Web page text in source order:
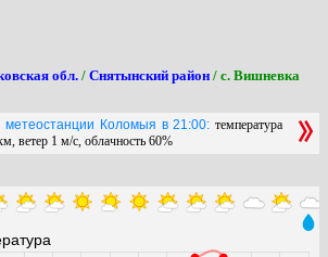
обл. / Снятынский район / с. Вишневка
метеостанции Коломыя в 21:00: температура
ветер 1 м/с, облачность 60%